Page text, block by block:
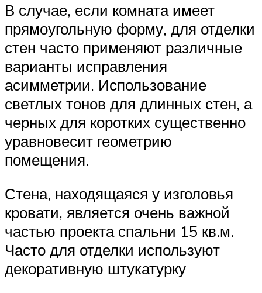
В случае, если комната имеет
прямоугольную форму, для отделки
стен часто применяют различные
варианты исправления
асимметрии. Использование
светлых тонов для длинных стен, а
черных для коротких существенно
уравновесит геометрию
помещения.
Стена, находящаяся у изголовья
кровати, является очень важной
частью проекта спальни 15 кв.м.
Часто для отделки используют
декоративную штукатурку